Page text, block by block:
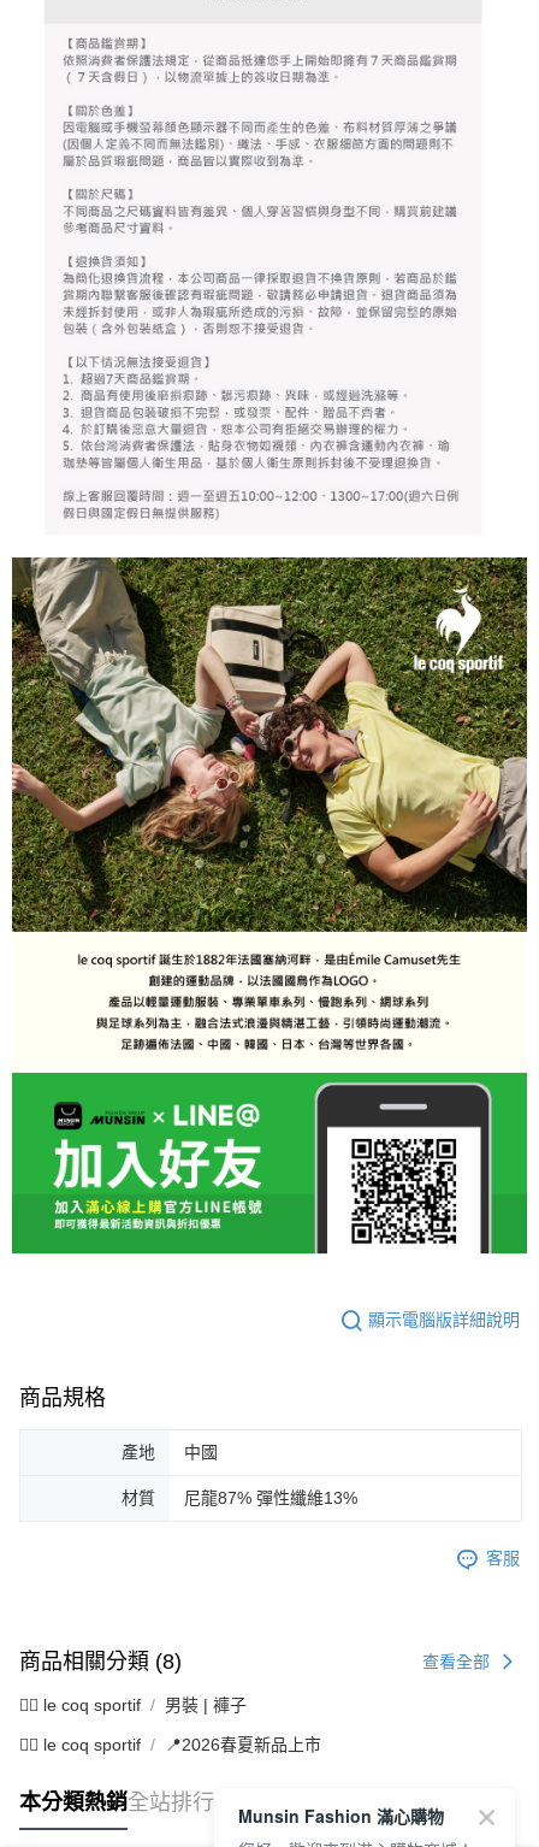
顯示電腦版詳細說明
商品規格
產地 中國
材質 尼龍87% 彈性纖維13%
客服
商品相關分類 (8) 查看全部
🚴‍♂️ le coq sportif 男裝 | 褲子
🚴‍♂️ le coq sportif 📍2026春夏新品上市
本分類熱銷全站排行
Munsin Fashion 滿心購物